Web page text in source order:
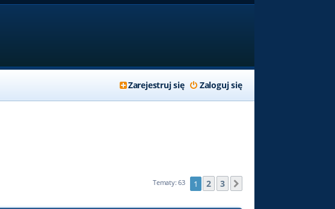
Zaloguj się
Zarejestruj się
Tematy: 63 1 2 3